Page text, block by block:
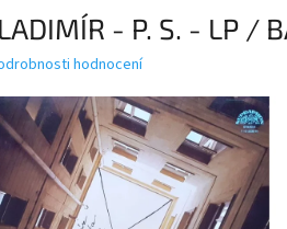
- P. S. - LP /
hodnocení